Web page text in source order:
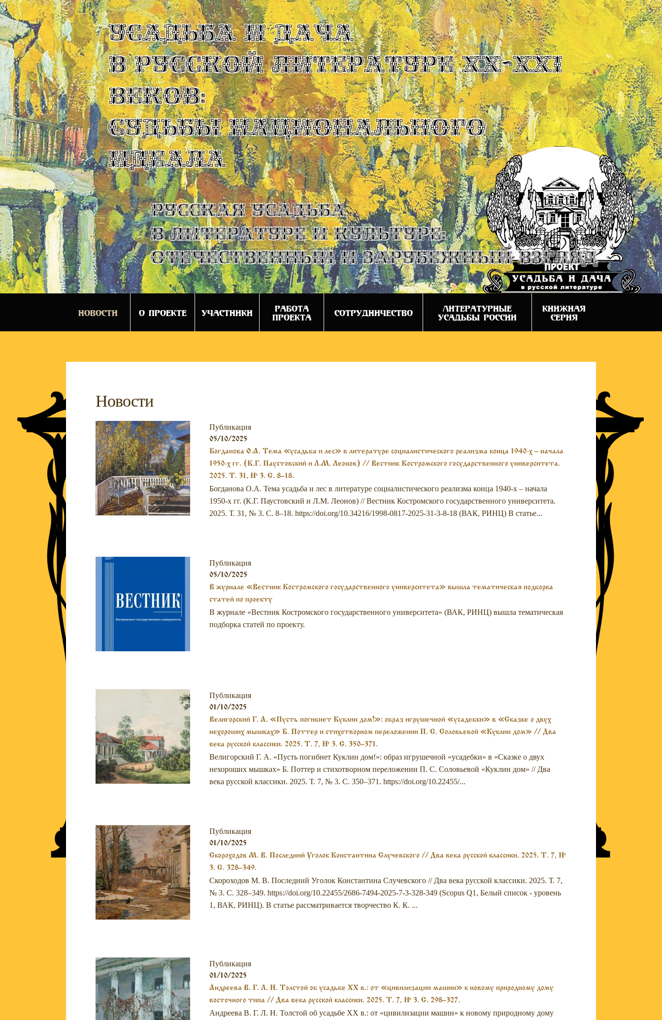
УСАДЬБА И ДАЧА
В РУССКОЙ ЛИТЕРАТУРЕ XX-XXI
ВЕКОВ:
СУДЬБЫ НАЦИОНАЛЬНОГО
ИДЕАЛА
Русская усадьба
в литературе и культуре:
отечественный и зарубежный взгляд
НОВОСТИ О ПРОЕКТЕ УЧАСТНИКИ
РАБОТА
ПРОЕКТА
СОТРУДНИЧЕСТВО
ЛИТЕРАТУРНЫЕ
УСАДЬБЫ РОССИИ
КНИЖНАЯ
СЕРИЯ
Новости
Публикация
05/10/2025
Богданова О.А. Тема «усадьба и лес» в литературе социалистического реализма конца 1940-х – начала
1950-х гг. (К.Г. Паустовский и Л.М. Леонов) // Вестник Костромского государственного университета.
2025. Т. 31, № 3. С. 8–18.
Богданова О.А. Тема усадьба и лес в литературе социалистического реализма конца 1940-х – начала
1950-х гг. (К.Г. Паустовский и Л.М. Леонов) // Вестник Костромского государственного университета.
2025. Т. 31, № 3. С. 8–18. https://doi.org/10.34216/1998-0817-2025-31-3-8-18 (ВАК, РИНЦ) В статье...
Публикация
05/10/2025
В журнале «Вестник Костромского государственного университета» вышла тематическая подборка
статей по проекту
В журнале «Вестник Костромского государственного университета» (ВАК, РИНЦ) вышла тематическая
подборка статей по проекту.
Публикация
01/10/2025
Велигорский Г. А. «Пусть погибнет Куклин дом!»: образ игрушечной «усадебки» в «Сказке о двух
нехороших мышках» Б. Поттер и стихотворном переложении П. С. Соловьевой «Куклин дом» // Два
века русской классики. 2025. Т. 7, № 3. С. 350–371.
Велигорский Г. А. «Пусть погибнет Куклин дом!»: образ игрушечной «усадебки» в «Сказке о двух
нехороших мышках» Б. Поттер и стихотворном переложении П. С. Соловьевой «Куклин дом» // Два
века русской классики. 2025. Т. 7, № 3. С. 350–371. https://doi.org/10.22455/...
Публикация
01/10/2025
Скороходов М. В. Последний Уголок Константина Случевского // Два века русской классики. 2025. Т. 7, №
3. С. 328–349.
Скороходов М. В. Последний Уголок Константина Случевского // Два века русской классики. 2025. Т. 7,
№ 3. С. 328–349. https://doi.org/10.22455/2686-7494-2025-7-3-328-349 (Scopus Q1, Белый список - уровень
1, ВАК, РИНЦ). В статье рассматривается творчество К. К. ...
Публикация
01/10/2025
Андреева В. Г. Л. Н. Толстой об усадьбе XX в.: от «цивилизации машин» к новому природному дому
восточного типа // Два века русской классики. 2025. Т. 7, № 3. С. 298–327.
Андреева В. Г. Л. Н. Толстой об усадьбе XX в.: от «цивилизации машин» к новому природному дому